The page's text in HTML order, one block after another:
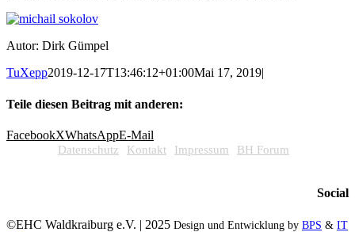
Autor: Dirk Gümpel
TuXepp2019-12-17T13:46:12+01:00Mai 17, 2019|
Teile diesen Beitrag mit anderen:
FacebookXWhatsAppE-Mail
Social
Datenschutz Kontakt Impressum BH Forum
©EHC Waldkraiburg e.V. | 2025 Design und Entwicklung by BPS & IT